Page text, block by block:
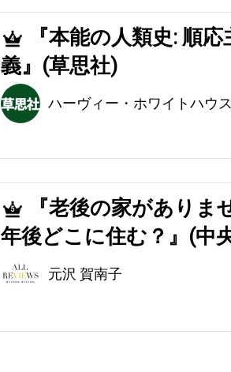
4
『本能の人類史: 順
義』(草思社)
ハーヴィー・ホワイトハウ
5
『老後の家があり
年後どこに住む？』(中
元沢 賀南子